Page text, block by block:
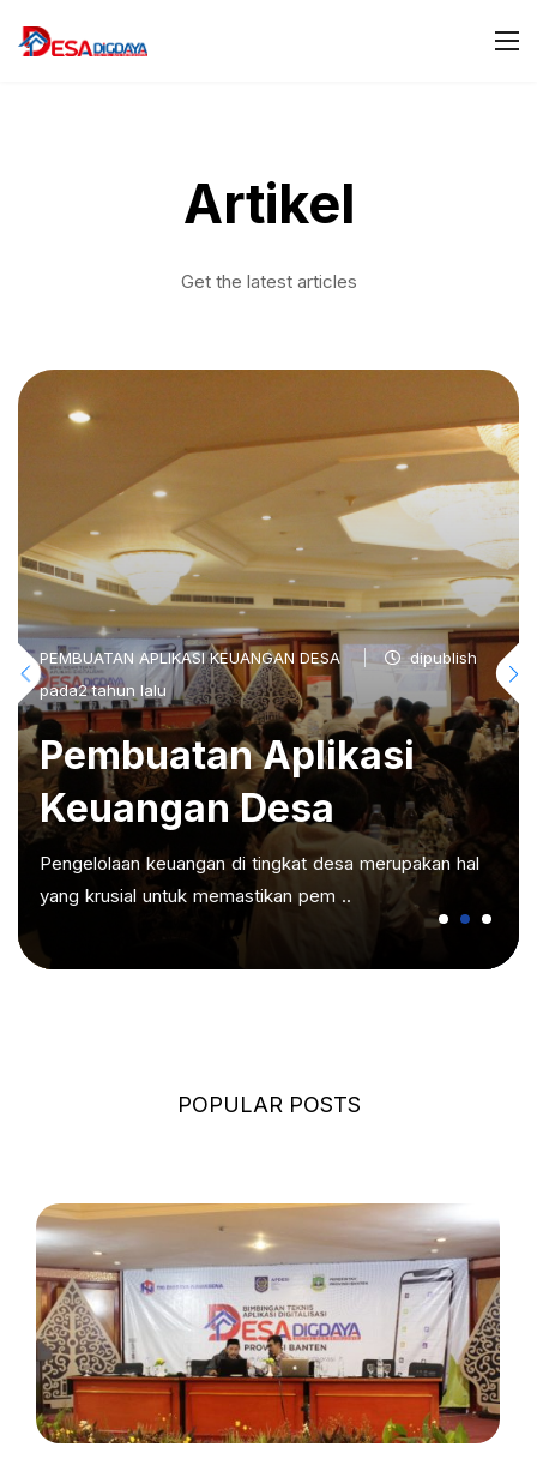
Artikel
Get the latest articles
PEMBUATAN APLIKASI KEUANGAN DESA
dipublish
pada2 tahun lalu
Pembuatan Aplikasi
Keuangan Desa
Pengelolaan keuangan di tingkat desa merupakan hal
yang krusial untuk memastikan pem ..
POPULAR POSTS